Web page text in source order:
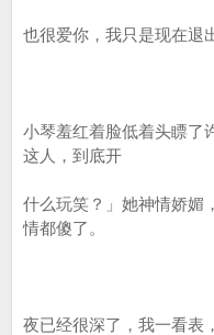
也很爱你，我只是现在退
小琴羞红着脸低着头瞟了
这人，到底开
什么玩笑？」她神情娇媚
情都傻了。
夜已经很深了，我一看表